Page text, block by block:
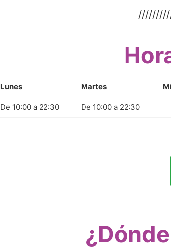
Lunes Martes
De 10:00 a 22:30 De 10:00 a 22:30